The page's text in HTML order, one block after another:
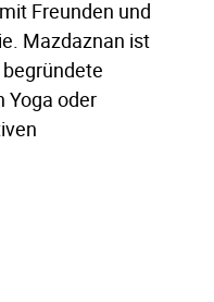
Freunden und
Mazdaznan ist
Yoga oder